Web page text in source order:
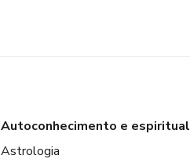
Autoconhecimento e
Astrologia